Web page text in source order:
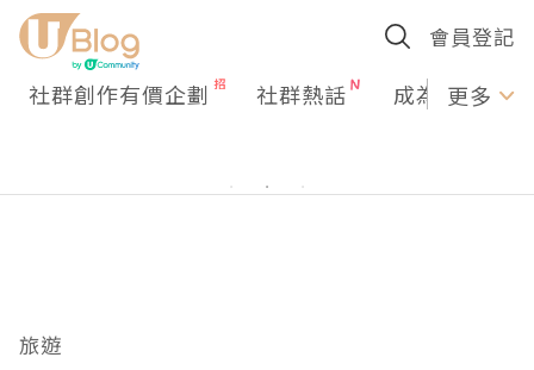
會員登記
社群創作有價企劃 社群熱話 成為U更多
旅遊